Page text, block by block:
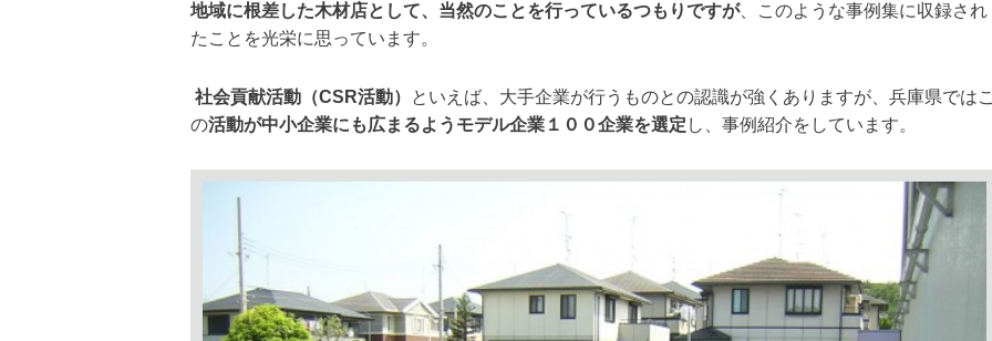
地域に根差した木材店として、当然のことを行っているつもりですが、このような事例集に収録され
たことを光栄に思っています。
社会貢献活動（CSR活動）
といえば、大手企業が行うものとの認識が強くありますが、兵庫県では
の活動が中小企業にも広まるようモデル企業１００企業を選定 し、事例紹介をしています。